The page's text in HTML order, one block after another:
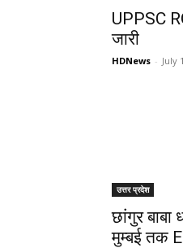
UPPSC
जारी
HDNews - July
उत्तर प्रदेश
छांगुर बाबा
मुम्बई तक